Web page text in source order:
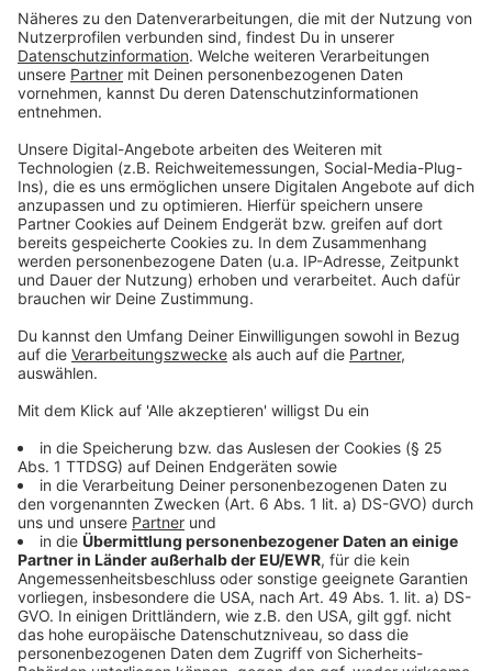
Aussage dazu, ob Geisterfahrten zunehmen, ist nicht
möglich. Die amtlichen Unfallstatistiken sagen zum
Thema Geisterfahrer laut Brockmann praktisch nichts
aus. Hier werden auch Unfälle innerorts und zum
Brockmann setzt in der Zukunft auf die Software in
den Autos. "Das Fahrzeug müsste selbst einbremsen,
wenn die Software merkt, dass der Fahrer falsch auf
die Autobahn fährt", erklärt der Wissenschaftler.
"Stopp-Hände" an den Auffahrten wie in Österreich
würden zwar nicht schaden. Bei bewussten
Falschfahrten oder Demenz seien sie aber absolut
unwirksam.
Info:Die Unfallforscher weisen auf die dünne
Ausnahme zur Psychologie keine Studien
zu Falschfahrern. Vergleichszahlen über mehrere Jahre
gibt es demnach ebenfalls nicht.
Anzeige